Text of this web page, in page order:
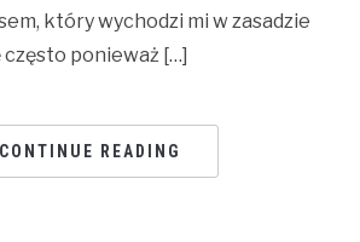
który wychodzi mi w zasadzie
często ponieważ […]
CONTINUE READING